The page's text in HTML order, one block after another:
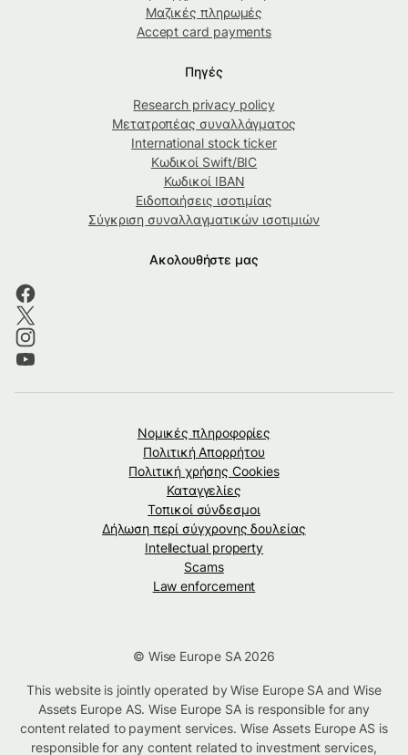
Μαζικές πληρωμές
Accept card payments
Πηγές
Research privacy policy
Μετατροπέας συναλλάγματος
International stock ticker
Κωδικοί Swift/BIC
Κωδικοί IBAN
Ειδοποιήσεις ισοτιμίας
Σύγκριση συναλλαγματικών ισοτιμιών
Ακολουθήστε μας
Νομικές πληροφορίες
Πολιτική Απορρήτου
Πολιτική χρήσης Cookies
Καταγγελίες
Τοπικοί σύνδεσμοι
Δήλωση περί σύγχρονης δουλείας
Intellectual property
Scams
Law enforcement
© Wise Europe SA 2026
This website is jointly operated by Wise Europe SA and Wise
Assets Europe AS. Wise Europe SA is responsible for any
content related to payment services. Wise Assets Europe AS is
responsible for any content related to investment services,